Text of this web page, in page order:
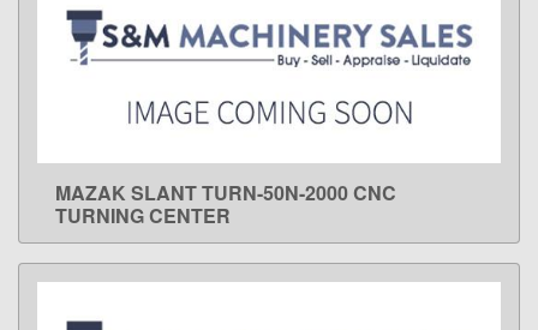
LEARN MORE
MAZAK SLANT TURN-50N-2000 CNC
TURNING CENTER